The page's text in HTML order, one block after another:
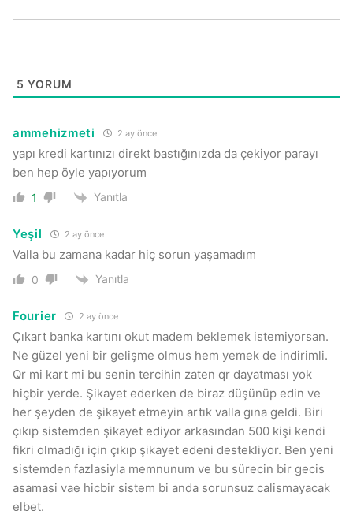
5 YORUM
ammehizmeti 2 ay önce
yapı kredi kartınızı direkt bastığınızda da çekiyor parayı
ben hep öyle yapıyorum
1 Yanıtla
Yeşil 2 ay önce
Valla bu zamana kadar hiç sorun yaşamadım
0 Yanıtla
Fourier 2 ay önce
Çıkart banka kartını okut madem beklemek istemiyorsan.
Ne güzel yeni bir gelişme olmus hem yemek de indirimli.
Qr mi kart mi bu senin tercihin zaten qr dayatması yok
hiçbir yerde. Şikayet ederken de biraz düşünüp edin ve
her şeyden de şikayet etmeyin artık valla gına geldi. Biri
çıkıp sistemden şikayet ediyor arkasından 500 kişi kendi
fikri olmadığı için çıkıp şikayet edeni destekliyor. Ben yeni
sistemden fazlasiyla memnunum ve bu sürecin bir gecis
asamasi vae hicbir sistem bi anda sorunsuz calismayacak
elbet.